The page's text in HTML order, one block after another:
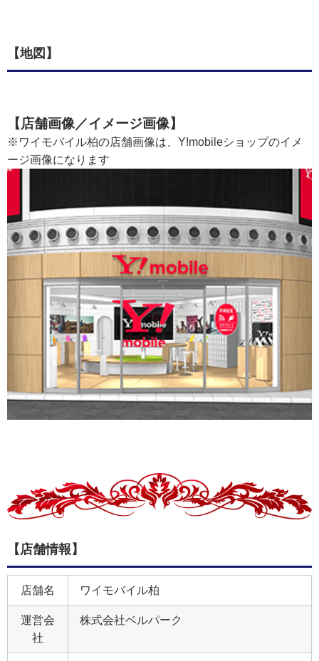
【地図】
【店舗画像／イメージ画像】
※ワイモバイル柏の店舗画像は、Y!mobileショップのイメ
ージ画像になります
【店舗情報】
店舗名 ワイモバイル柏
運営会
社
株式会社ベルパーク